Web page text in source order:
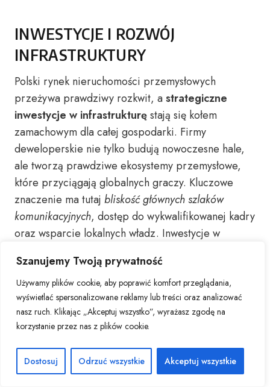
Szanujemy Twoją prywatność
Używamy plików cookie, aby poprawić komfort przeglądania,
wyświetlać spersonalizowane reklamy lub treści oraz analizować
nasz ruch. Klikając „Akceptuj wszystko”, wyrażasz zgodę na
korzystanie przez nas z plików cookie.
Dostosuj Odrzuć wszystkie Akceptuj wszystkie
INWESTYCJE I ROZWÓJ
INFRASTRUKTURY
Polski rynek nieruchomości przemysłowych
przeżywa prawdziwy rozkwit, astrategiczne
inwestycje w infrastrukturęstają się kołem
zamachowym dla całej gospodarki. Firmy
deweloperskie nie tylko budują nowoczesne hale,
ale tworzą prawdziwe ekosystemy przemysłowe,
które przyciągają globalnych graczy. Kluczowe
znaczenie ma tutaj bliskość głównych szlaków
komunikacyjnych, dostęp do wykwalifikowanej kadry
oraz wsparcie lokalnych władz. Inwestycje w
z rozwojem zaawansowanych technologii – od
robotyzacji po inteligentne systemy zarządzania
energią. To właśnie połączenie doskonałej
lokalizacji z nowoczesną infrastrukturą tworzy
idealne warunki dla biznesu, co przekłada się na
konkurencyjność polskiego przemysłu na arenie
międzynarodowej.